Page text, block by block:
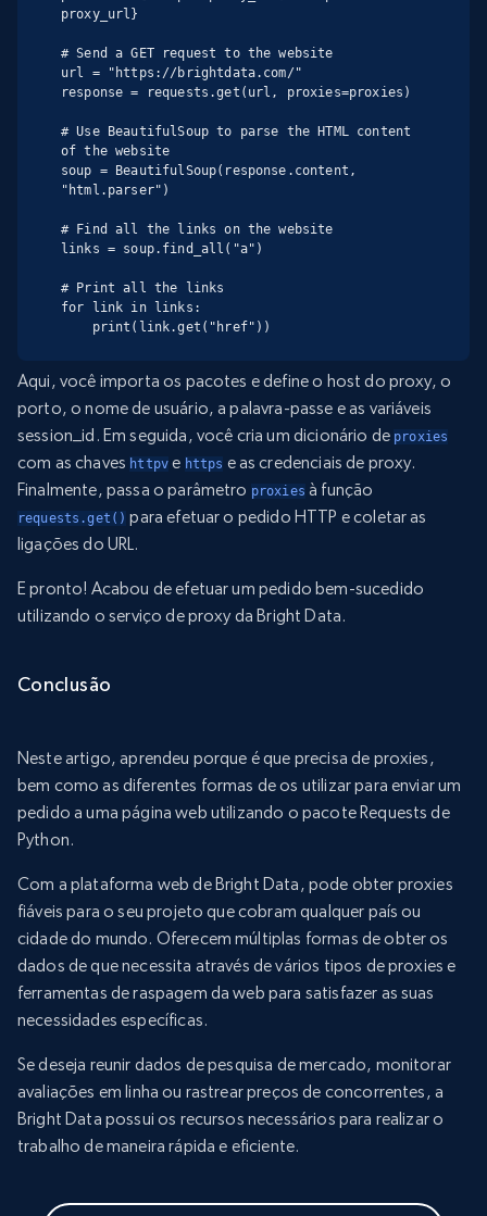
proxy_url}
# Send a GET request to the website
url = "https://brightdata.com/"
response = requests.get(url, proxies=proxies)
# Use BeautifulSoup to parse the HTML content
of the website
soup = BeautifulSoup(response.content,
"html.parser")
# Find all the links on the website
links = soup.find_all("a")
# Print all the links
for link in links:
    print(link.get("href"))
Aqui, você importa os pacotes e define o host do proxy, o
porto, o nome de usuário, a palavra-passe e as variáveis
session_id. Em seguida, você cria um dicionário de proxies
com as chaves httpv e https e as credenciais de proxy.
Finalmente, passa o parâmetro proxies à função
requests.get() para efetuar o pedido HTTP e coletar as
ligações do URL.
E pronto! Acabou de efetuar um pedido bem-sucedido
utilizando o serviço de proxy da Bright Data.
Conclusão
Neste artigo, aprendeu porque é que precisa de proxies,
bem como as diferentes formas de os utilizar para enviar um
pedido a uma página web utilizando o pacote Requests de
Python.
Com a plataforma web de Bright Data, pode obter proxies
fiáveis para o seu projeto que cobram qualquer país ou
cidade do mundo. Oferecem múltiplas formas de obter os
dados de que necessita através de vários tipos de proxies e
ferramentas de raspagem da web para satisfazer as suas
necessidades específicas.
Se deseja reunir dados de pesquisa de mercado, monitorar
avaliações em linha ou rastrear preços de concorrentes, a
Bright Data possui os recursos necessários para realizar o
trabalho de maneira rápida e eficiente.